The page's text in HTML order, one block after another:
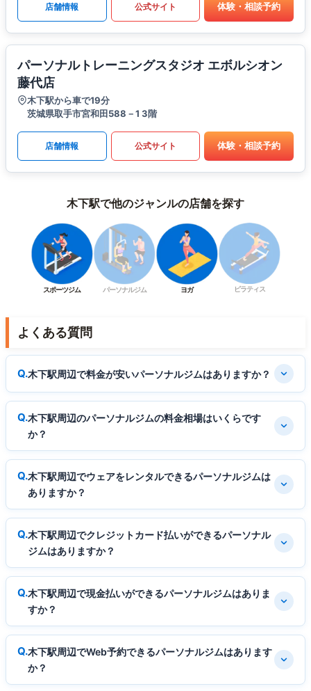
店舗情報 公式サイト 体験・相談予約
パーソナルトレーニングスタジオ エボルシオン
藤代店
木下駅から車で19分
茨城県取手市宮和田588－1 3階
店舗情報 公式サイト 体験・相談予約
木下駅で他のジャンルの店舗を探す
スポーツジム パーソナルジム ヨガ ピラティス
よくある質問
木下駅周辺で料金が安いパーソナルジムはありますか？
木下駅周辺のパーソナルジムの料金相場はいくらです
か？
木下駅周辺でウェアをレンタルできるパーソナルジムは
ありますか？
木下駅周辺でクレジットカード払いができるパーソナル
ジムはありますか？
木下駅周辺で現金払いができるパーソナルジムはありま
すか？
木下駅周辺でWeb予約できるパーソナルジムはあります
か？